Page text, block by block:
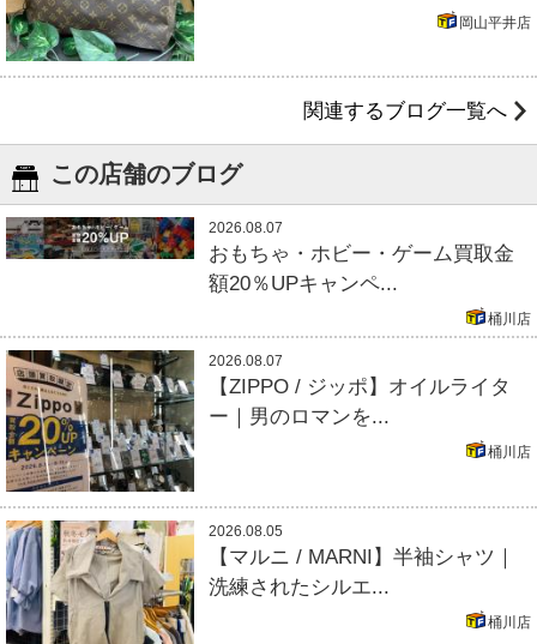
岡山平井店
関連するブログ一覧へ
この店舗のブログ
2026.08.07
おもちゃ・ホビー・ゲーム買取金
額20％UPキャンペ...
桶川店
2026.08.07
【ZIPPO / ジッポ】オイルライタ
ー｜男のロマンを...
桶川店
2026.08.05
【マルニ / MARNI】半袖シャツ｜
洗練されたシルエ...
桶川店